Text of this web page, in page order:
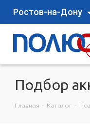
Ростов-на-Дону
Подбор
Главная - Каталог -